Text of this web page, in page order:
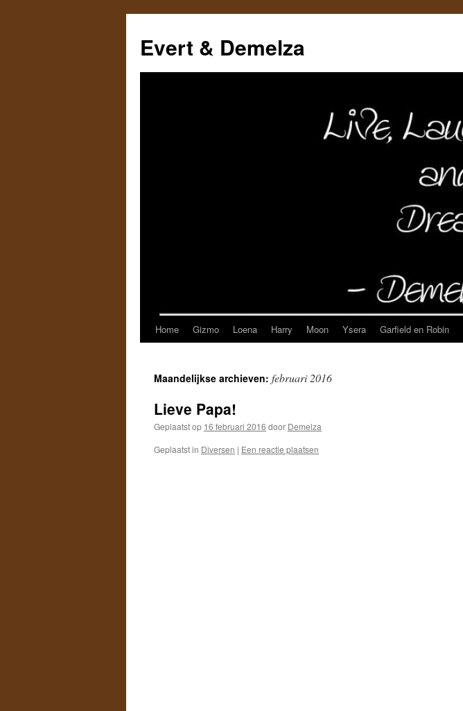
de
inhoud
Evert & Demelza
Home Gizmo Loena Harry Moon Ysera Garfield en Robin
Maandelijkse archieven: februari 2016
Lieve Papa!
Geplaatst op 16 februari 2016 door Demelza
Geplaatst in Diversen | Een reactie plaatsen